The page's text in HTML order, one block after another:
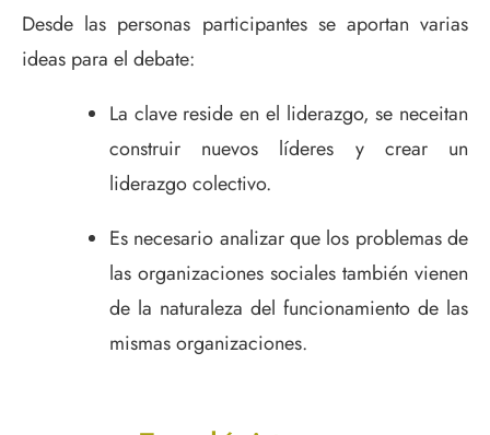
Desde las personas participantes se aportan varias
ideas para el debate:
La clave reside en el liderazgo, se neceitan
construir nuevos líderes y crear un
liderazgo colectivo.
Es necesario analizar que los problemas de
las organizaciones sociales también vienen
de la naturaleza del funcionamiento de las
mismas organizaciones.